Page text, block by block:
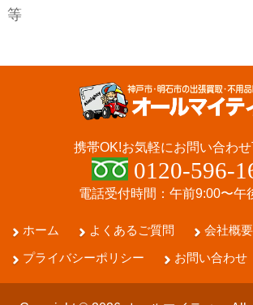
等
携帯OK!お気軽にお問い合わ
0120-596-
電話受付時間：午前9:00〜午
ホーム よくあるご質問
会社概要
プライバシーポリシー
お問い合わせ